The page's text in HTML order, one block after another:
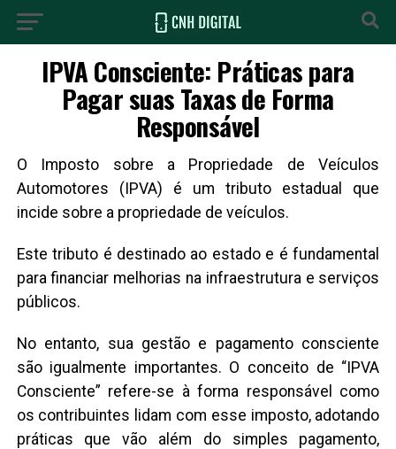
IPVA Consciente: Práticas para
Pagar suas Taxas de Forma
Responsável
O Imposto sobre a Propriedade de Veículos
Automotores (IPVA) é um tributo estadual que
incide sobre a propriedade de veículos.
Este tributo é destinado ao estado e é fundamental
para financiar melhorias na infraestrutura e serviços
públicos.
No entanto, sua gestão e pagamento consciente
são igualmente importantes. O conceito de “IPVA
Consciente” refere-se à forma responsável como
os contribuintes lidam com esse imposto, adotando
práticas que vão além do simples pagamento,